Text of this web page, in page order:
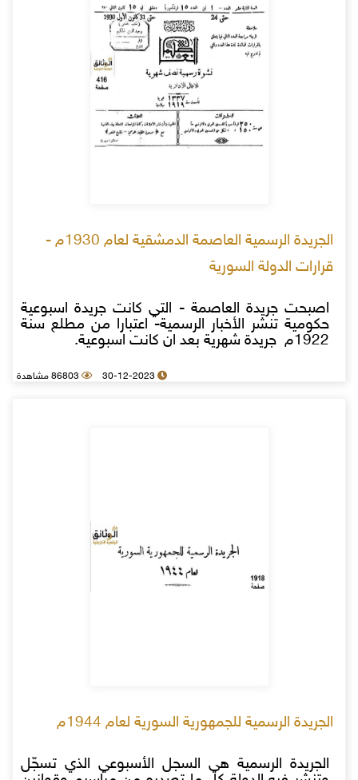
الجريدة الرسمية العاصمة الدمشقية لعام 1930م -
قرارات الدولة السورية
اصبحت جريدة العاصمة - التي كانت جريدة اسبوعية
حكومية تنشر الأخبار الرسمية- اعتبارا من مطلع سنة
1922م جريدة شهرية بعد ان كانت اسبوعية.
30-12-2023 86803 مشاهدة
الجريدة الرسمية للجمهورية السورية لعام 1944م
الجريدة الرسمية هي السجل الأسبوعي الذي تسجّل